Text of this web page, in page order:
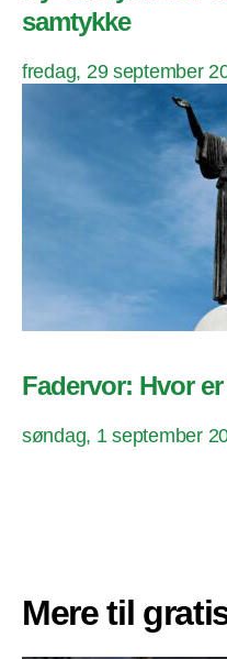
samtykke
fredag, 29 september
Fadervor: Hvor
søndag, 1 september
Mere til